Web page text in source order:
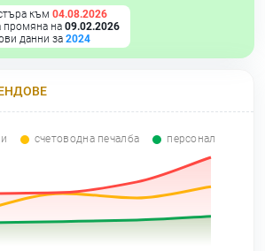
към 04.08.2026
промяна на 09.02.2026
данни за 2024
счетоводна печалба персонал